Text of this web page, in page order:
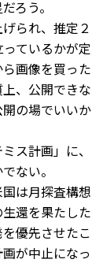
ろう。
られ、推定２
ているかが定
画像を買った
、公開できな
の場でいいか
ス計画」に、
ない。
は月探査構想
還を果たした
優先させたこ
が中止になっ